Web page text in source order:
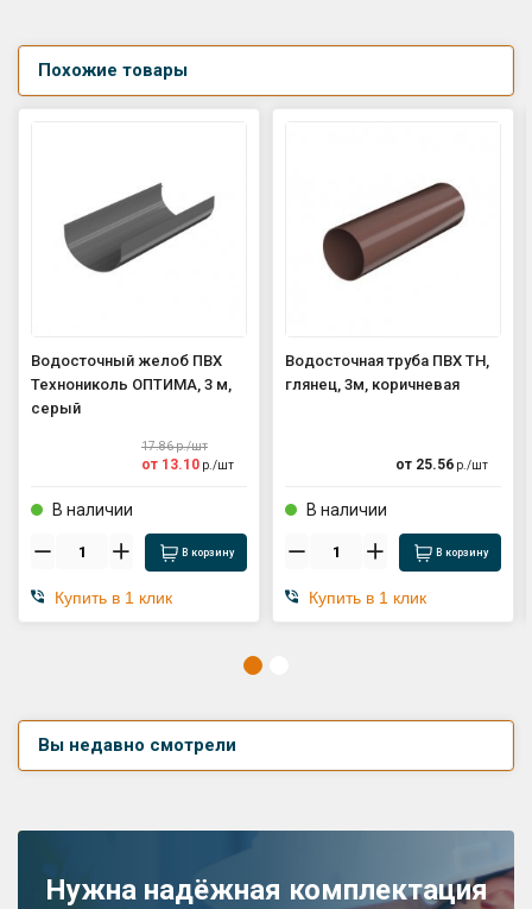
Похожие товары
Водосточный желоб ПВХ
Технониколь ОПТИМА, 3 м,
серый
17.86р./шт
от 13.10 р./шт
В наличии
В корзину
Купить в 1 клик
Водосточная труба ПВХ ТН,
глянец, 3м, коричневая
от 25.56 р./шт
В наличии
В корзину
Купить в 1 клик
Вы недавно смотрели
Нужна надёжная комплектация